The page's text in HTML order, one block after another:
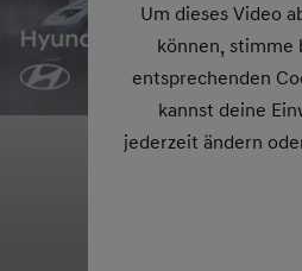
Um dieses Video
können, stimme
entsprechenden
kannst deine
jederzeit ändern